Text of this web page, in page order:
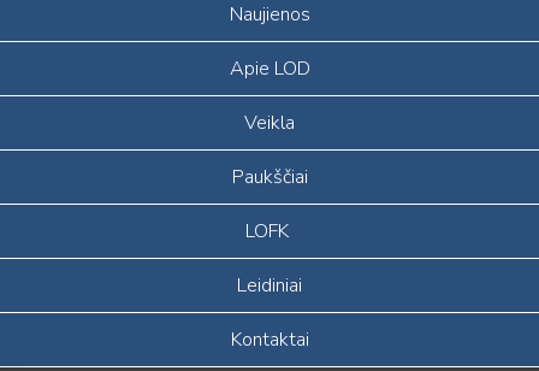
Naujienos
Apie LOD
Veikla
Paukščiai
LOFK
Leidiniai
Kontaktai